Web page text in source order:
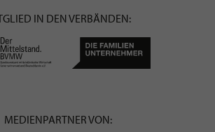
IN DEN VERBÄNDEN:
MEDIENPARTNER VON: